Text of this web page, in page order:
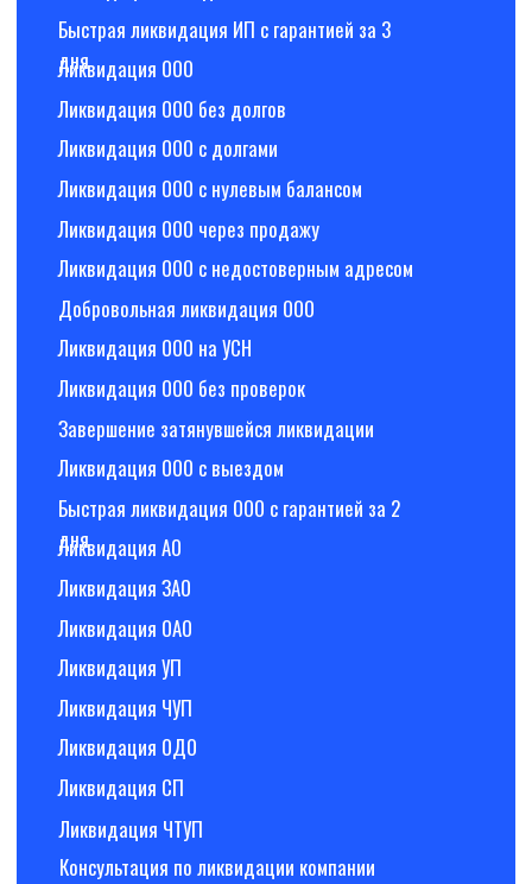
Все права защищены,
Политика
конфиденциальности